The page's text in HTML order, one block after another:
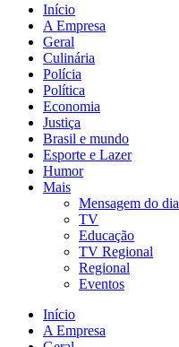
Início
A Empresa
Geral
Culinária
Polícia
Política
Economia
Justiça
Brasil e mundo
Esporte e Lazer
Humor
Mais
Mensagem do dia
TV
Educação
TV Regional
Regional
Eventos
Início
A Empresa